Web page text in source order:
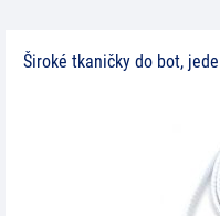
Široké tkaničky do bot,